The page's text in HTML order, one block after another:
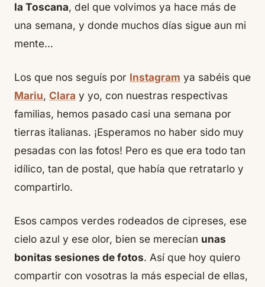
la Toscana, del que volvimos ya hace más de
una semana, y donde muchos días sigue aun mi
mente…
Los que nos seguís por Instagram ya sabéis que
Mariu, Clara y yo, con nuestras respectivas
familias, hemos pasado casi una semana por
tierras italianas. ¡Esperamos no haber sido muy
pesadas con las fotos! Pero es que era todo tan
idílico, tan de postal, que había que retratarlo y
compartirlo.
Esos campos verdes rodeados de cipreses, ese
cielo azul y ese olor, bien se merecían unas
bonitas sesiones de fotos. Así que hoy quiero
compartir con vosotras la más especial de ellas,